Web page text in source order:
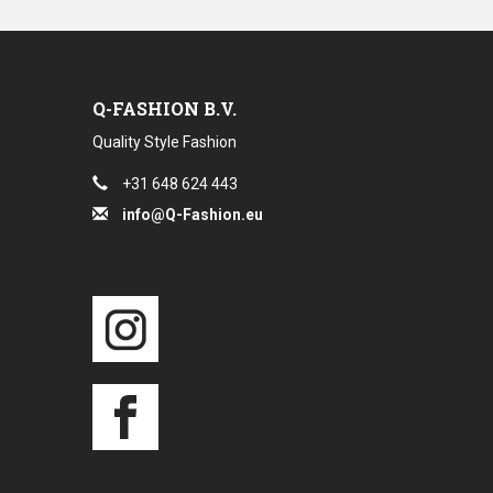
Q-FASHION B.V.
Quality Style Fashion
+31 648 624 443
info@Q-Fashion.eu